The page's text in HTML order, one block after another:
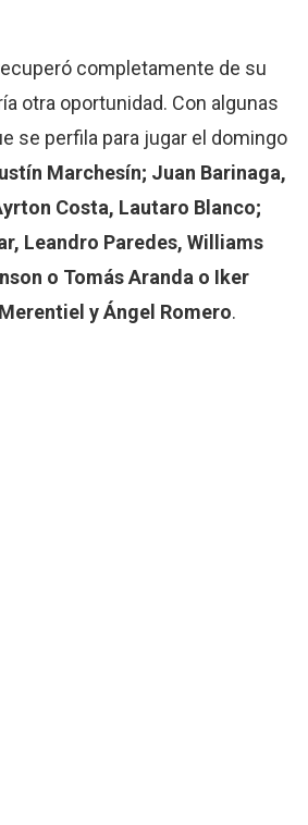
completamente de su
otra oportunidad. Con algunas
se perfila para jugar el domingo
Marchesín; Juan Barinaga,
Costa, Lautaro Blanco;
Leandro Paredes, Williams
o Tomás Aranda o Iker
y Ángel Romero.